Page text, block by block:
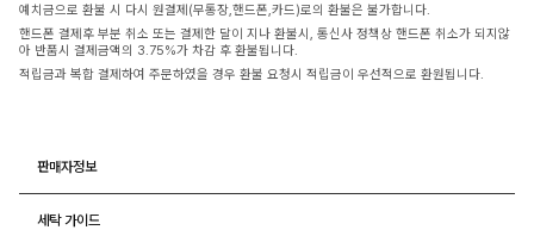
예치금으로 환불 시 다시 원결제(무통장,핸드폰,카드)로의 환불은 불가합니다.
핸드폰 결제후 부분 취소 또는 결제한 달이 지나 환불시, 통신사 정책상 핸드폰 취소가 되지않
아 반품시 결제금액의 3.75%가 차감 후 환불됩니다.
적립금과 복합 결제하여 주문하였을 경우 환불 요청시 적립금이 우선적으로 환원됩니다.
판매자정보
세탁 가이드